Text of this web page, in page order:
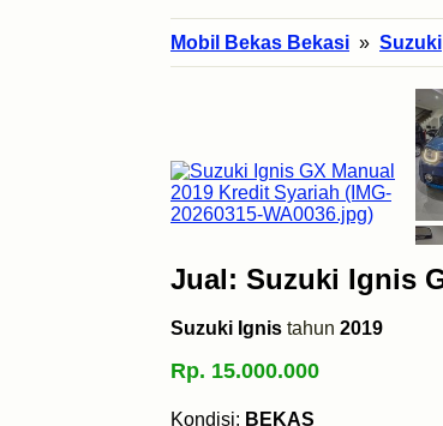
Mobil Bekas Bekasi » Suzuki
Jual: Suzuki Ignis
Suzuki Ignis tahun 2019
Rp. 15.000.000
Kondisi: BEKAS